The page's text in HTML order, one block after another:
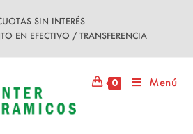
SIN INTERÉS
EN EFECTIVO / TRANSFERENCIA
0 Menú